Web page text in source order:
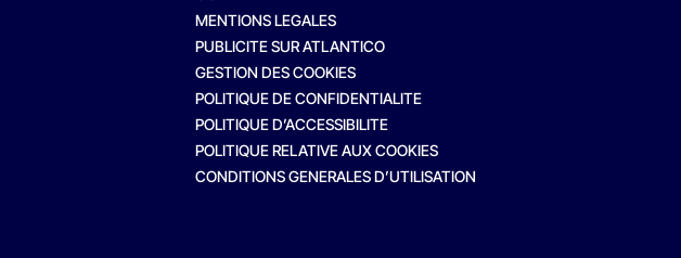
MENTIONS LEGALES
PUBLICITE SUR ATLANTICO
GESTION DES COOKIES
POLITIQUE DE CONFIDENTIALITE
POLITIQUE D’ACCESSIBILITE
POLITIQUE RELATIVE AUX COOKIES
CONDITIONS GENERALES D’UTILISATION